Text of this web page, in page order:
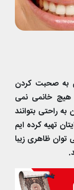
به صحبت کردن
هیچ خانمی نمی
راحتی بتوانند
تهیه کرده ایم
چگونه می توان ظاهری زیبا